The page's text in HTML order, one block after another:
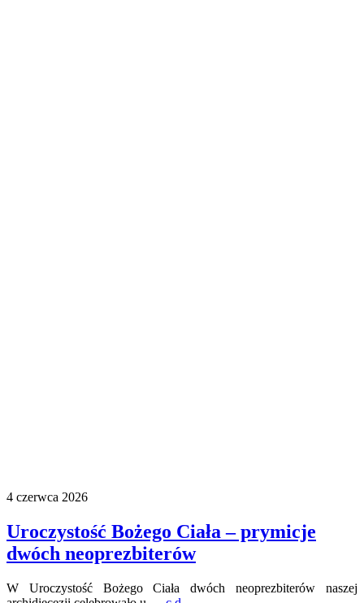
4 czerwca 2026
Uroczystość Bożego Ciała – prymicje
dwóch neoprezbiterów
W Uroczystość Bożego Ciała dwóch neoprezbiterów naszej